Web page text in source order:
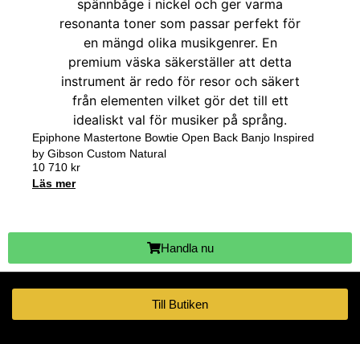
Epiphone Mastertone Bowtie Open Back Banjo Inspired
by Gibson Custom Natural
10 710 kr
Läs mer
Handla nu
Till Butiken